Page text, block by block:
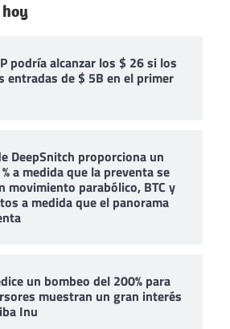
podría alcanzar los $ 26 si los
entradas de $ 5B en el primer
DeepSnitch proporciona un
a medida que la preventa se
movimiento parabólico, BTC y
a medida que el panorama
un bombeo del 200% para
muestran un gran interés
Inu